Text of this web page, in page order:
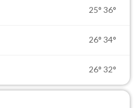
25° 36°
26° 34°
26° 32°